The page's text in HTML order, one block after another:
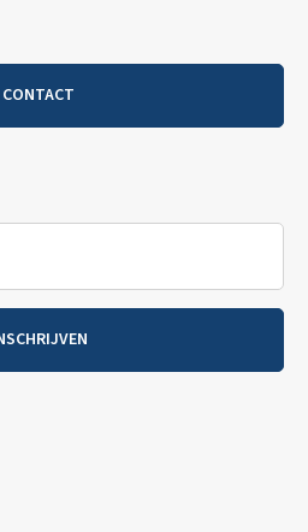
CONTACT